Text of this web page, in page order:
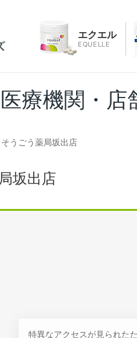
エクエル
EQUELLE
療機関・店
そうごう薬局坂出店
坂出店
特異なアクセスが見られた